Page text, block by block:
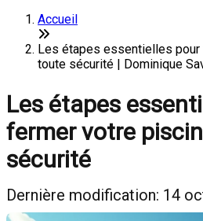
Accueil
Les étapes essentielles
toute sécurité | Dominique
Les étapes
fermer votre
sécurité
Dernière modification: 14